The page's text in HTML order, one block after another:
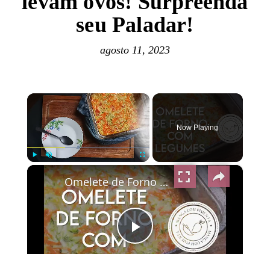
seu Paladar!
agosto 11, 2023
×
Unmute Fullscreen
Now Playing
×
Play
Omelete de Forno com Legumes Simples